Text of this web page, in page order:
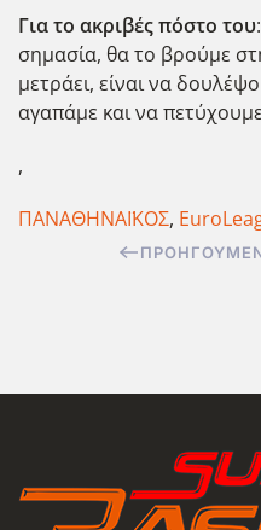
Για το ακριβές πόστο του
σημασία, θα το βρούμε
μετράει, είναι να
αγαπάμε και να
,
ΠΑΝΑΘΗΝΑΪΚΟΣ,